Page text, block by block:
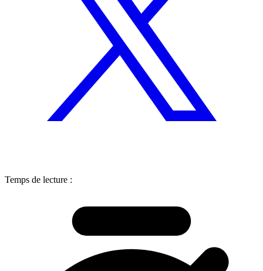
Temps de lecture :